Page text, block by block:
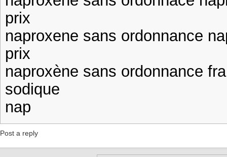
prix
naproxene sans ordonnance
prix
naproxène sans ordonnance
sodique
nap
Post a reply